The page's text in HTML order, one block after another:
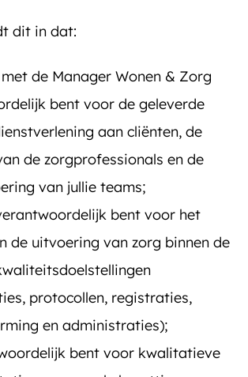
dit in dat:
de Manager Wonen & Zorg
bent voor de geleverde
aan cliënten, de
de zorgprofessionals en de
van jullie teams;
bent voor het
de uitvoering van zorg binnen de
protocollen, registraties,
en administraties);
bent voor kwalitatieve